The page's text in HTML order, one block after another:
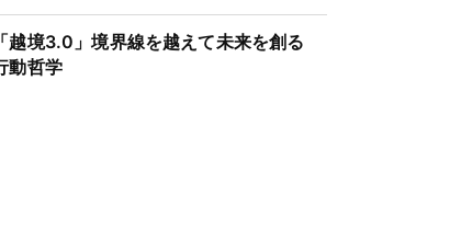
「越境3.0」境界線を越えて未来を創る
動哲学